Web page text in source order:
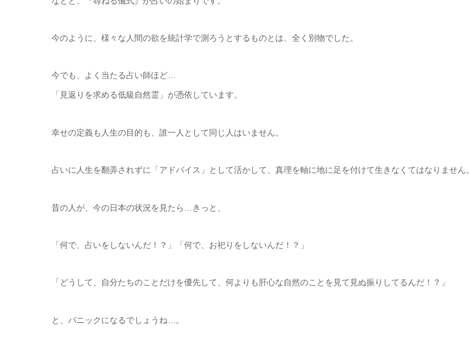
今のように、様々な人間の欲を統計学で測ろうとするものとは、全く別物でした。
今でも、よく当たる占い師ほど…
「見返りを求める低級自然霊」が憑依しています。
幸せの定義も人生の目的も、誰一人として同じ人はいません。
占いに人生を翻弄されずに「アドバイス」として活かして、真理を軸に地に足を付けて生きなくてはなりません。
昔の人が、今の日本の状況を見たら…きっと、
「何で、占いをしないんだ！？」「何で、お祀りをしないんだ！？」
「どうして、自分たちのことだけを優先して、何よりも肝心な自然のことを見て見ぬ振りしてるんだ！？」
と、パニックになるでしょうね…。